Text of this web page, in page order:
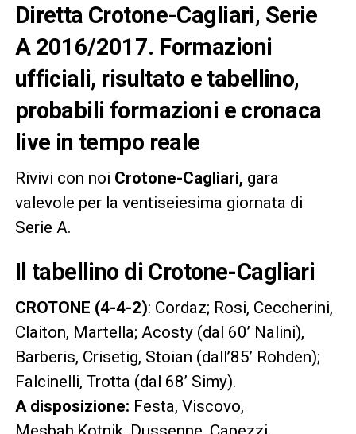
Diretta Crotone-Cagliari, Serie
A 2016/2017. Formazioni
ufficiali, risultato e tabellino,
probabili formazioni e cronaca
live in tempo reale
Rivivi con noi Crotone-Cagliari, gara
valevole per la ventiseiesima giornata di
Serie A.
Il tabellino di Crotone-Cagliari
CROTONE (4-4-2): Cordaz; Rosi, Ceccherini,
Claiton, Martella; Acosty (dal 60’ Nalini),
Barberis, Crisetig, Stoian (dall’85’ Rohden);
Falcinelli, Trotta (dal 68’ Simy).
A disposizione: Festa, Viscovo,